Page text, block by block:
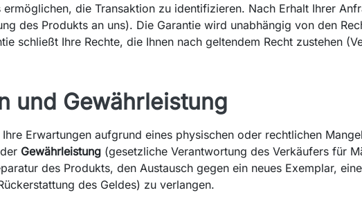
ermöglichen, die Transaktion zu identifizieren. Nach Erhalt Ihrer
des Produkts an uns). Die Garantie wird unabhängig von den
schließt Ihre Rechte, die Ihnen nach geltendem Recht zustehen
und Gewährleistung
Erwartungen aufgrund eines physischen oder rechtlichen
Gewährleistung (gesetzliche Verantwortung des Verkäufers für
des Produkts, den Austausch gegen ein neues Exemplar,
des Geldes) zu verlangen.